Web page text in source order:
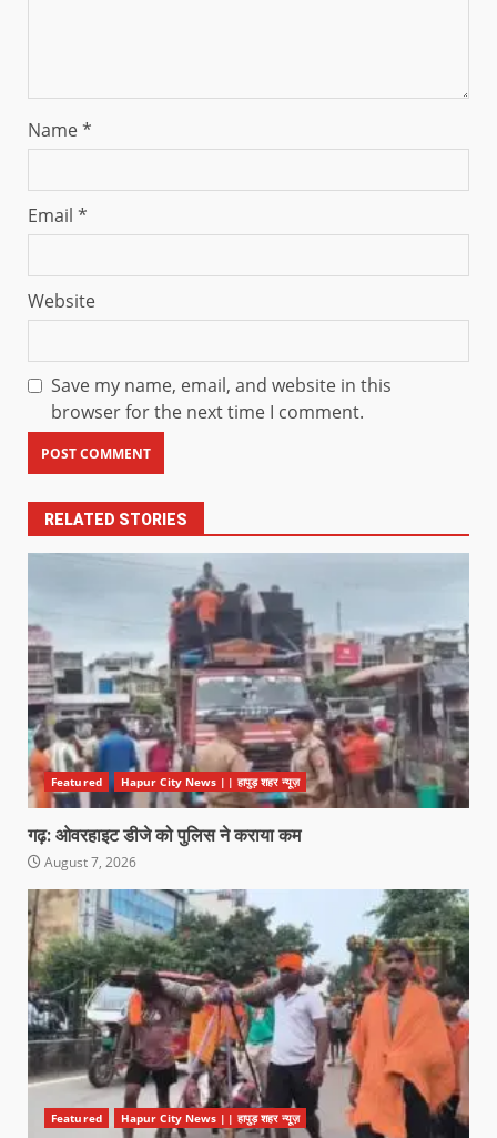
Name*
Email *
Website
Save my name, email, and website in this
browser for the next time I comment.
RELATED STORIES
Featured Hapur City News || हापुड़ शहर न्यूज़
गढ़: ओवरहाइट डीजे को पुलिस ने कराया कम
August 7, 2026
Featured Hapur City News || हापुड़ शहर न्यूज़